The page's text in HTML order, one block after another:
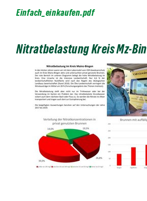
Einfach_einkaufen.pdf
Nitratbelastung Kreis Mz-Bin